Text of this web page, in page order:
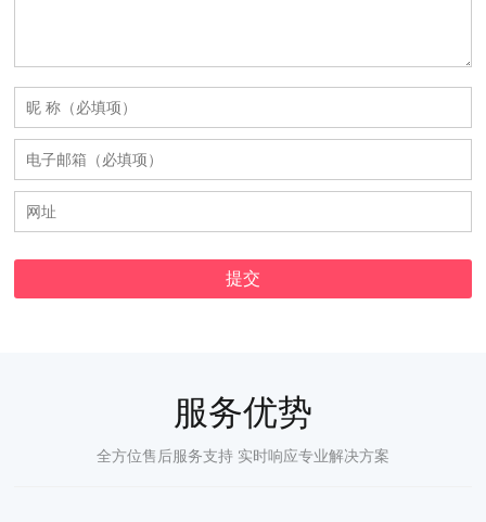
服务优势
全方位售后服务支持 实时响应专业解决方案